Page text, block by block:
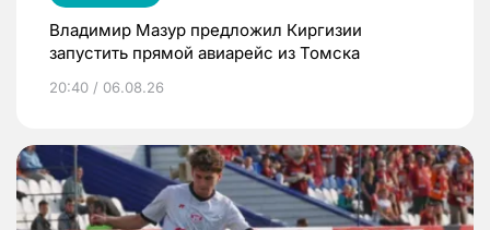
Владимир Мазур предложил Киргизии
запустить прямой авиарейс из Томска
20:40 / 06.08.26